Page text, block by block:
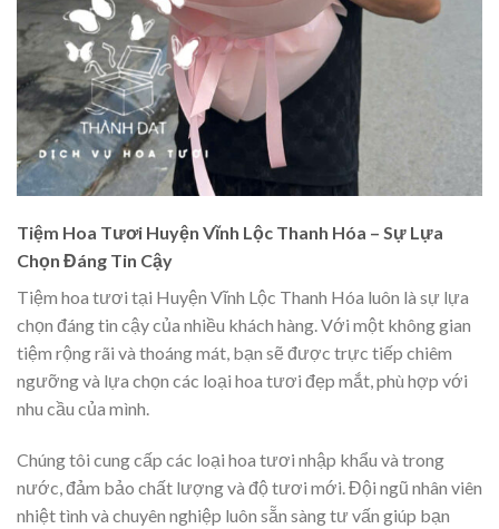
Tiệm Hoa Tươi Huyện Vĩnh Lộc Thanh Hóa – Sự Lựa
Chọn Đáng Tin Cậy
Tiệm hoa tươi tại Huyện Vĩnh Lộc Thanh Hóa luôn là sự lựa
chọn đáng tin cậy của nhiều khách hàng. Với một không gian
tiệm rộng rãi và thoáng mát, bạn sẽ được trực tiếp chiêm
ngưỡng và lựa chọn các loại hoa tươi đẹp mắt, phù hợp với
nhu cầu của mình.
Chúng tôi cung cấp các loại hoa tươi nhập khẩu và trong
nước, đảm bảo chất lượng và độ tươi mới. Đội ngũ nhân viên
nhiệt tình và chuyên nghiệp luôn sẵn sàng tư vấn giúp bạn